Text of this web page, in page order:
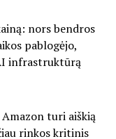
nors bendros
pablogėjo,
infrastruktūrą
turi aiškią
rinkos kritinis